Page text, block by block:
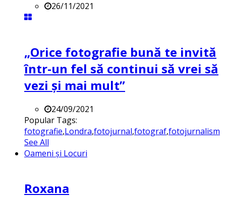
26/11/2021
„Orice fotografie bună te invită
într-un fel să continui să vrei să
vezi și mai mult”
24/09/2021
Popular Tags:
fotografie,Londra,fotojurnal,fotograf,fotojurnalism
See All
Oameni și Locuri
Roxana